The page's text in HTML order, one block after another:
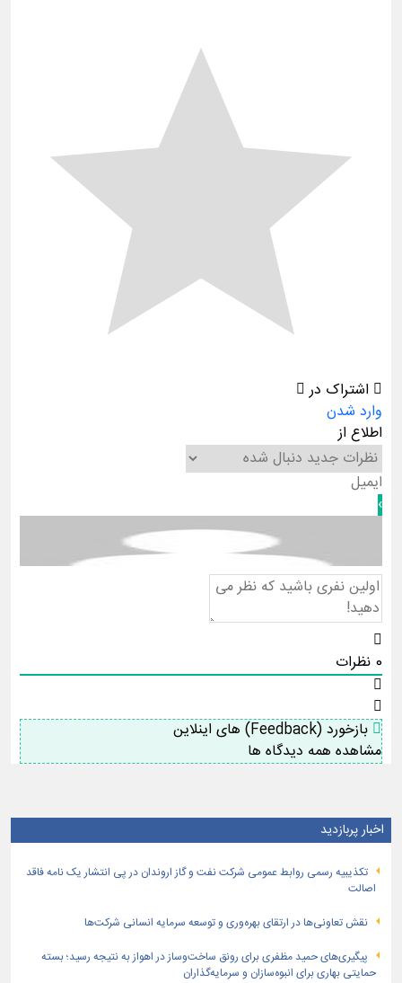
اشتراک در
وارد شدن
اطلاع از
0 نظرات
بازخورد (Feedback) های اینلاین
مشاهده همه دیدگاه ها
اخبار پربازدید
تكذیبیه رسمی روابط عمومی شركت نفت و گاز اروندان در پی انتشار یک نامه فاقد
اصالت
نقش تعاونی‌ها در ارتقای بهره‌وری و توسعه سرمایه انسانی شرکت‌ها
پیگیری‌های حمید مظفری برای رونق ساخت‌وساز در اهواز به نتیجه رسید؛ بسته
حمایتی بهاری برای انبوه‌سازان و سرمایه‌گذاران